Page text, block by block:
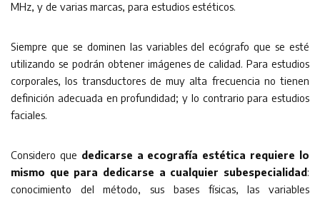
MHz, y de varias marcas, para estudios estéticos.
Siempre que se dominen las variables del ecógrafo que se esté
utilizando se podrán obtener imágenes de calidad. Para estudios
corporales, los transductores de muy alta frecuencia no tienen
definición adecuada en profundidad; y lo contrario para estudios
faciales.
Considero que dedicarse a ecografía estética requiere lo
mismo que para dedicarse a cualquier subespecialidad:
conocimiento del método, sus bases físicas, las variables